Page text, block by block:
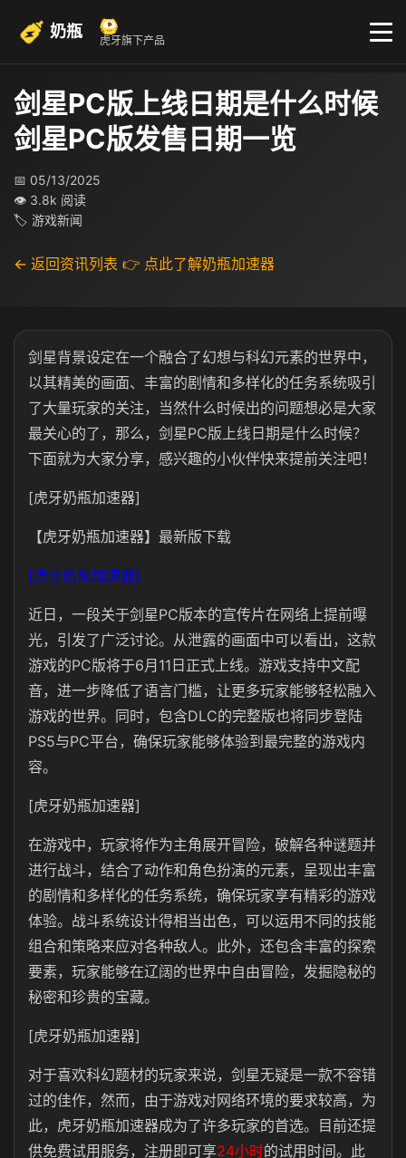
奶瓶 虎牙旗下产品
剑星PC版上线日期是什么时候
剑星PC版发售日期一览
📅 05/13/2025
👁 3.8k 阅读
🏷 游戏新闻
← 返回资讯列表 👉 点此了解奶瓶加速器
剑星背景设定在一个融合了幻想与科幻元素的世界中，
以其精美的画面、丰富的剧情和多样化的任务系统吸引
了大量玩家的关注，当然什么时候出的问题想必是大家
最关心的了，那么，剑星PC版上线日期是什么时候？
下面就为大家分享，感兴趣的小伙伴快来提前关注吧！
[虎牙奶瓶加速器]
【虎牙奶瓶加速器】最新版下载
[虎牙奶瓶加速器]
近日，一段关于剑星PC版本的宣传片在网络上提前曝
光，引发了广泛讨论。从泄露的画面中可以看出，这款
游戏的PC版将于6月11日正式上线。游戏支持中文配
音，进一步降低了语言门槛，让更多玩家能够轻松融入
游戏的世界。同时，包含DLC的完整版也将同步登陆
PS5与PC平台，确保玩家能够体验到最完整的游戏内
容。
[虎牙奶瓶加速器]
在游戏中，玩家将作为主角展开冒险，破解各种谜题并
进行战斗，结合了动作和角色扮演的元素，呈现出丰富
的剧情和多样化的任务系统，确保玩家享有精彩的游戏
体验。 战斗系统设计得相当出色，可以运用不同的技能
组合和策略来应对各种敌人。此外， 还包含丰富的探索
要素，玩家能够在辽阔的世界中自由冒险，发掘隐秘的
秘密和珍贵的宝藏。
[虎牙奶瓶加速器]
对于喜欢科幻题材的玩家来说，剑星无疑是一款不容错
过的佳作，然而，由于游戏对网络环境的要求较高，为
此，虎牙奶瓶加速器成为了许多玩家的首选。
目前还提
供免费试用服务，注册即可享24小时的试用时间。 此